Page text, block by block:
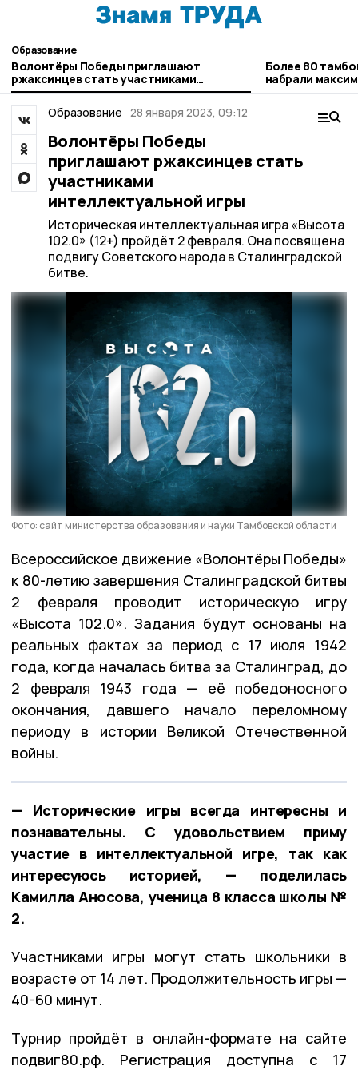
Образование
Волонтёры Победы приглашают
ржаксинцев стать участниками
интеллектуальной игры
Более 80
набрали
Образование 28 января 2023, 09:12
Волонтёры Победы
приглашают ржаксинцев стать
участниками
интеллектуальной игры
Историческая интеллектуальная игра «Высота
102.0» (12+) пройдёт 2 февраля. Она посвящена
подвигу Советского народа в Сталинградской
битве.
Фото: сайт министерства образования и науки Тамбовской области
Всероссийское движение «Волонтёры Победы»
к 80-летию завершения Сталинградской битвы
2 февраля проводит историческую игру
«Высота 102.0». Задания будут основаны на
реальных фактах за период с 17 июля 1942
года, когда началась битва за Сталинград, до
2 февраля 1943 года — её победоносного
окончания, давшего начало переломному
периоду в истории Великой Отечественной
войны.
— Исторические игры всегда интересны и
познавательны. С удовольствием приму
участие в интеллектуальной игре, так как
интересуюсь историей, — поделилась
Камилла Аносова, ученица 8 класса школы №
2.
Участниками игры могут стать школьники в
возрасте от 14 лет. Продолжительность игры —
40-60 минут.
Турнир пройдёт в онлайн-формате на сайте
подвиг80.рф. Регистрация доступна с 17